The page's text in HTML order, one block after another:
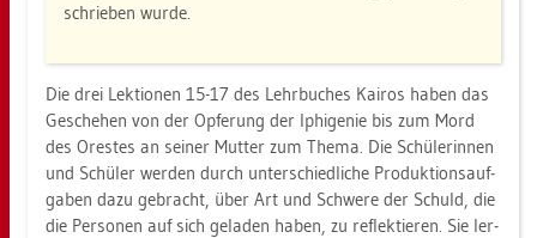
schrie­ben wurde.
Die drei Lek­tio­nen 15-17 des Lehr­bu­ches Kai­ros haben das
Ge­sche­hen von der Op­fe­rung der Iphi­ge­nie bis zum Mord
des Ores­tes an sei­ner Mut­ter zum Thema. Die Schü­le­rin­nen
und Schü­ler wer­den durch un­ter­schied­li­che Pro­duk­ti­ons­auf­
ga­ben dazu ge­bracht, über Art und Schwe­re der Schuld, die
die Per­so­nen auf sich ge­la­den haben, zu re­flek­tie­ren. Sie ler­